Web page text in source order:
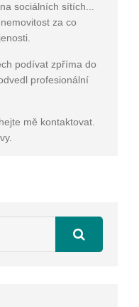
sociálních sítích...
za co
podívat zpříma do
profesionální
mě kontaktovat.